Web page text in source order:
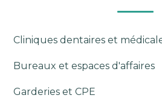
Cliniques dentaires et
Bureaux et espaces d'affaires
Garderies et CPE